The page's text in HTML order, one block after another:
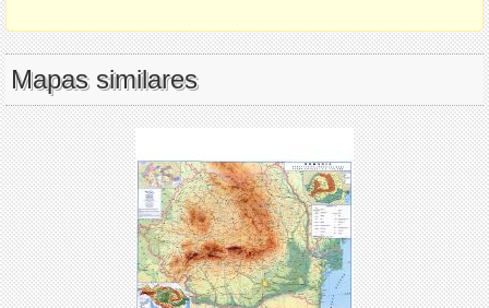
Mapas similares